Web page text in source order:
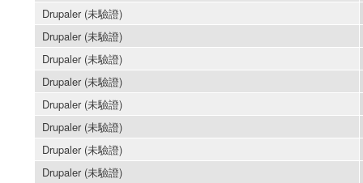
Drupaler (未驗證)
Drupaler (未驗證)
Drupaler (未驗證)
Drupaler (未驗證)
Drupaler (未驗證)
Drupaler (未驗證)
Drupaler (未驗證)
Drupaler (未驗證)